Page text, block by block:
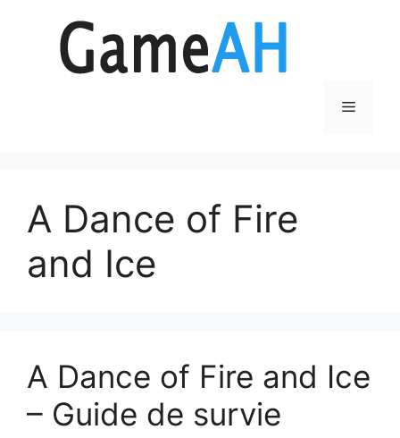
Menu
A Dance of Fire
and Ice
A Dance of Fire and Ice
– Guide de survie